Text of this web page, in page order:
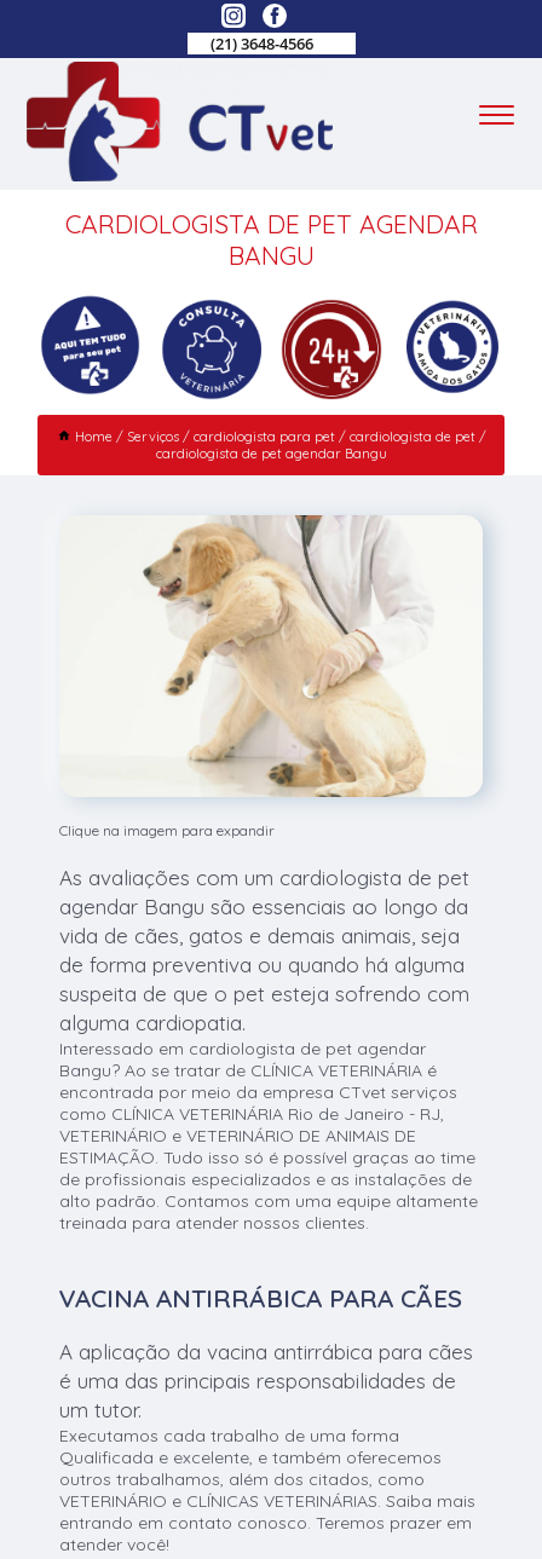
(21) 3648-4566
CARDIOLOGISTA DE PET AGENDAR
BANGU
Home Serviços cardiologista para pet
cardiologista de pet
cardiologista de pet agendar Bangu
Clique na imagem para expandir
As avaliações com um cardiologista de pet
agendar Bangu são essenciais ao longo da
vida de cães, gatos e demais animais, seja
de forma preventiva ou quando há alguma
suspeita de que o pet esteja sofrendo com
alguma cardiopatia.
Interessado em cardiologista de pet agendar
Bangu? Ao se tratar de CLÍNICA VETERINÁRIA é
encontrada por meio da empresa CTvet serviços
como CLÍNICA VETERINÁRIA Rio de Janeiro - RJ,
VETERINÁRIO e VETERINÁRIO DE ANIMAIS DE
ESTIMAÇÃO. Tudo isso só é possível graças ao time
de profissionais especializados e as instalações de
alto padrão. Contamos com uma equipe altamente
treinada para atender nossos clientes.
VACINA ANTIRRÁBICA PARA CÃES
A aplicação da vacina antirrábica para cães
é uma das principais responsabilidades de
um tutor.
Executamos cada trabalho de uma forma
Qualificada e excelente, e também oferecemos
outros trabalhamos, além dos citados, como
VETERINÁRIO e CLÍNICAS VETERINÁRIAS. Saiba mais
entrando em contato conosco. Teremos prazer em
atender você!